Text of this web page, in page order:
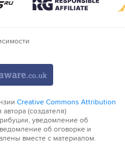
Creative Commons Attribution
(создателя)
уведомление об
об оговорке и
вместе с материалом.